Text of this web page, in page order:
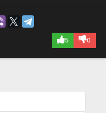
5 0